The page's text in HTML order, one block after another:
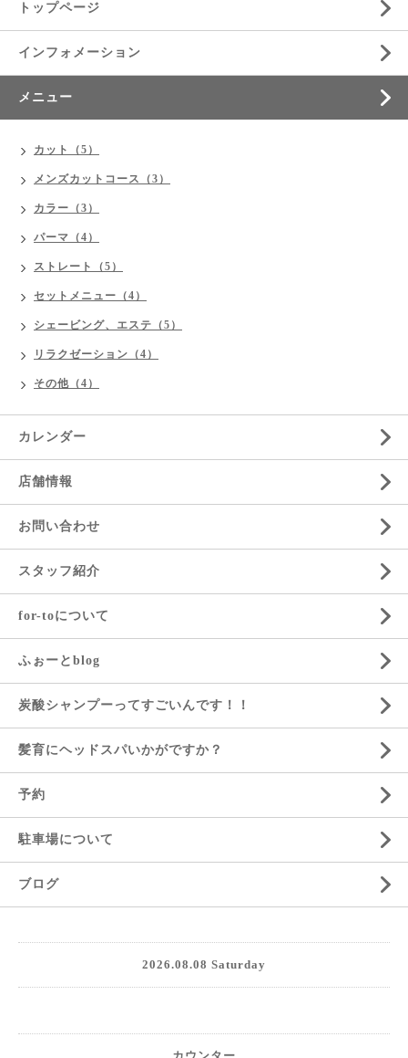
トップページ
インフォメーション
メニュー
カット（5）
メンズカットコース（3）
カラー（3）
パーマ（4）
ストレート（5）
セットメニュー（4）
シェービング、エステ（5）
リラクゼーション（4）
その他（4）
カレンダー
店舗情報
お問い合わせ
スタッフ紹介
for-toについて
ふぉーとblog
炭酸シャンプーってすごいんです！！
髪育にヘッドスパいかがですか？
予約
駐車場について
ブログ
2026.08.08 Saturday